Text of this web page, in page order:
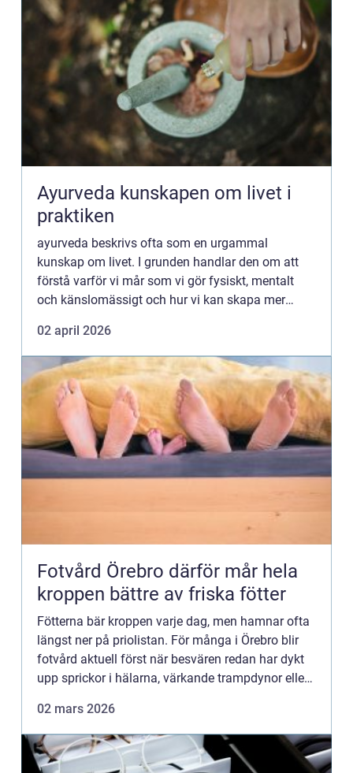
Ayurveda kunskapen om livet i
praktiken
ayurveda beskrivs ofta som en urgammal
kunskap om livet. I grunden handlar den om att
förstå varför vi mår som vi gör fysiskt, mentalt
och känslomässigt och hur vi kan skapa mer
en samling delar ser...
02 april 2026
Fotvård Örebro därför mår hela
kroppen bättre av friska fötter
Fötterna bär kroppen varje dag, men hamnar ofta
längst ner på priolistan. För många i Örebro blir
fotvård aktuell först när besvären redan har dykt
upp sprickor i hälarna, värkande trampdynor eller
regelbund...
02 mars 2026